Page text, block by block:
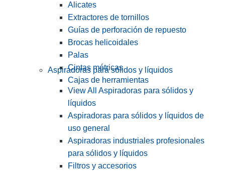
Alicates
Extractores de tornillos
Guías de perforación de repuesto
Brocas helicoidales
Palas
Cintas métricas
Cajas de herramientas
Aspiradoras para sólidos y líquidos
View All Aspiradoras para sólidos y
líquidos
Aspiradoras para sólidos y líquidos de
uso general
Aspiradoras industriales profesionales
para sólidos y líquidos
Filtros y accesorios